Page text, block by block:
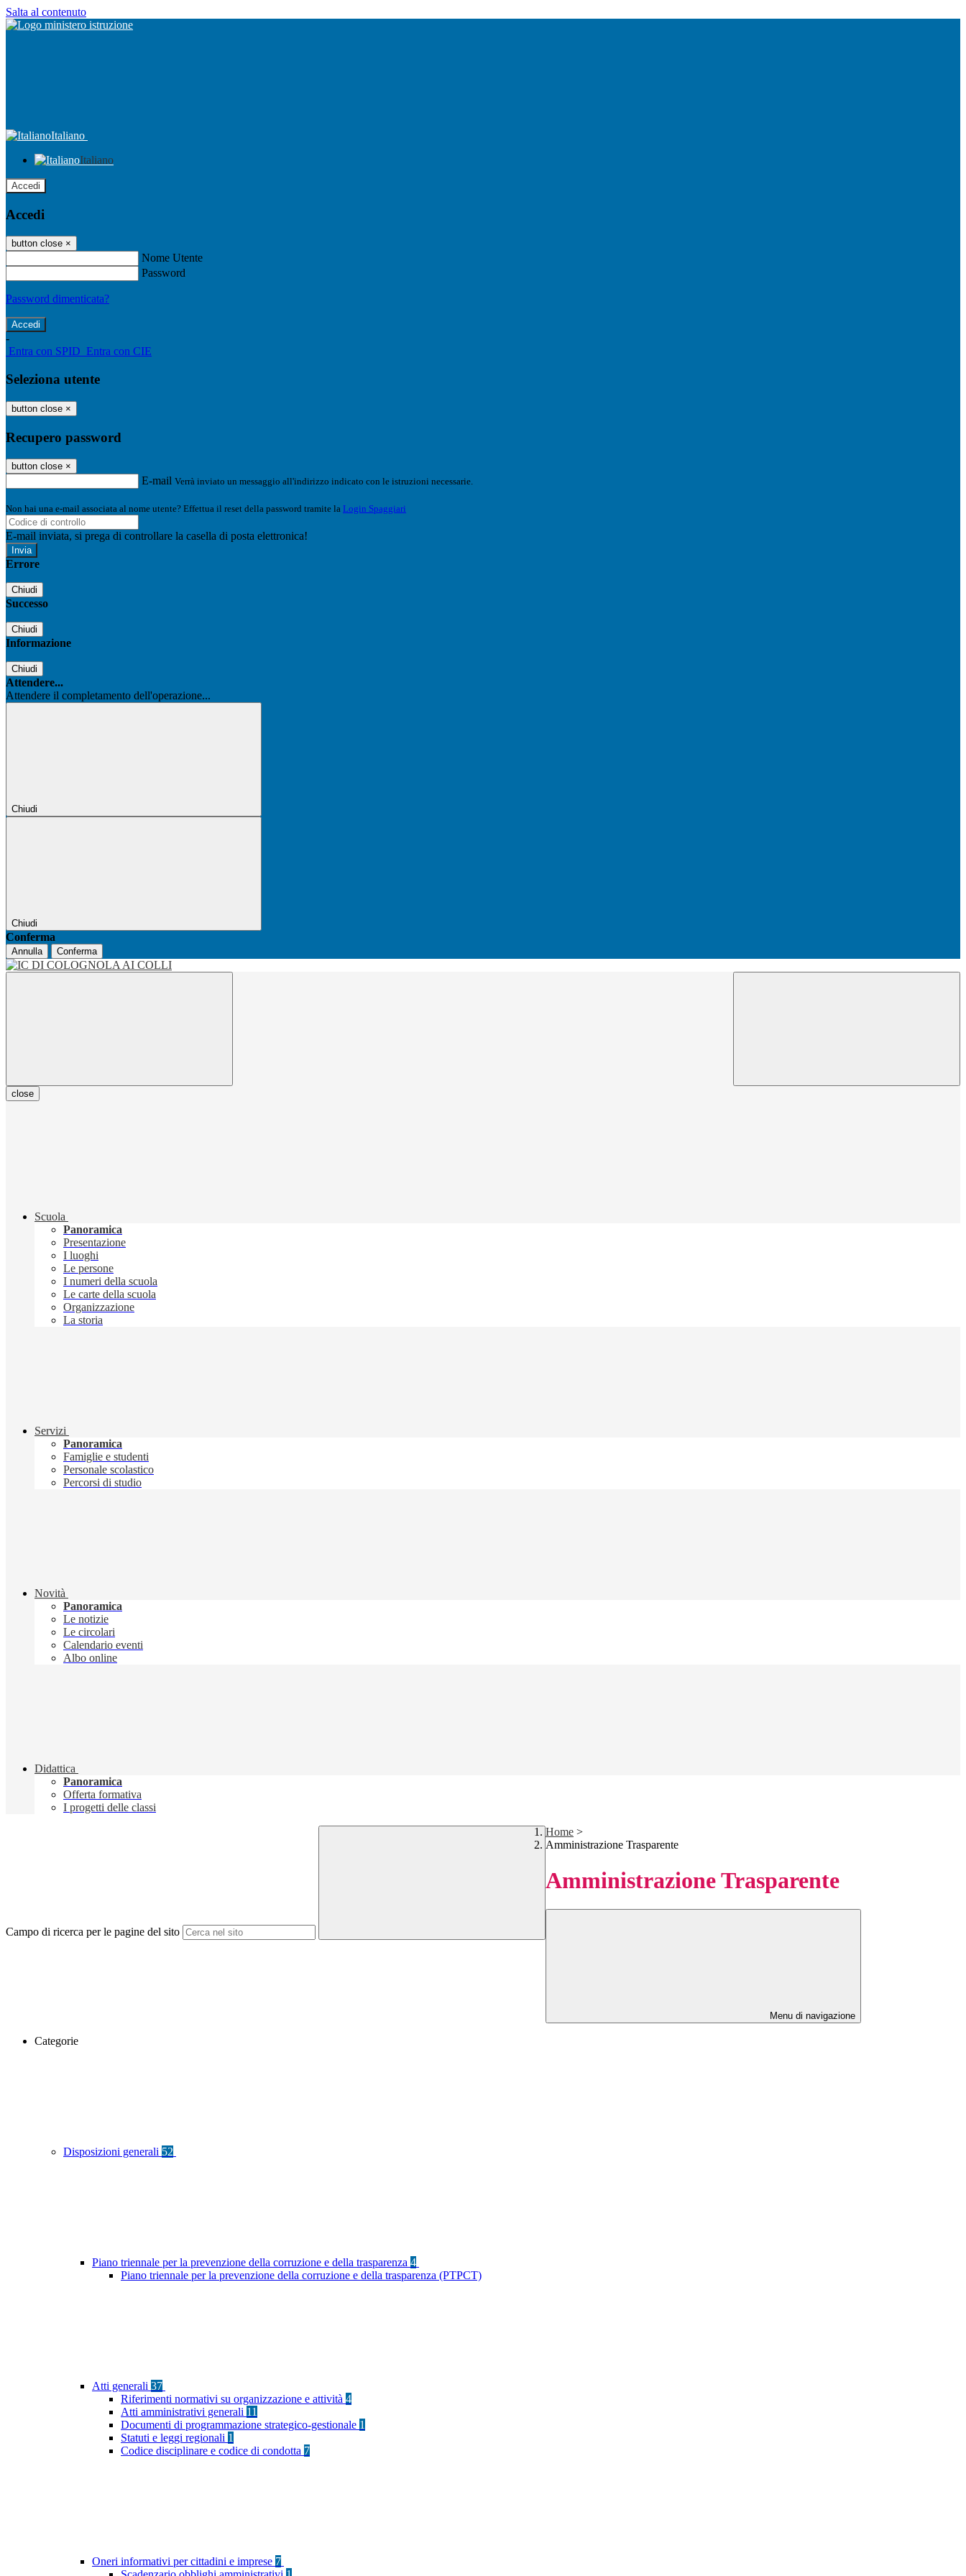
Salta al contenuto
Italiano
Italiano
Accedi
Accedi
button close ×
Nome Utente
Password
Password dimenticata?
-
Entra con SPID Entra con CIE
Seleziona utente
button close ×
Recupero password
button close ×
E-mail Verrà inviato un messaggio all'indirizzo indicato con le istruzioni necessarie.
Non hai una e-mail associata al nome utente? Effettua il reset della password tramite la Login Spaggiari
E-mail inviata, si prega di controllare la casella di posta elettronica!
Errore
Chiudi
Successo
Chiudi
Informazione
Chiudi
Attendere...
Attendere il completamento dell'operazione...
Chiudi
Chiudi
Conferma
Annulla Conferma
close
Scuola
Panoramica
Presentazione
I luoghi
Le persone
I numeri della scuola
Le carte della scuola
Organizzazione
La storia
Servizi
Panoramica
Famiglie e studenti
Personale scolastico
Percorsi di studio
Novità
Panoramica
Le notizie
Le circolari
Calendario eventi
Albo online
Didattica
Panoramica
Offerta formativa
I progetti delle classi
Campo di ricerca per le pagine del sito
Home >
Amministrazione Trasparente
Amministrazione Trasparente
Menu di navigazione
Categorie
Disposizioni generali 52
Piano triennale per la prevenzione della corruzione e della trasparenza 4
Piano triennale per la prevenzione della corruzione e della trasparenza (PTPCT)
Atti generali 37
Riferimenti normativi su organizzazione e attività 4
Atti amministrativi generali 11
Documenti di programmazione strategico-gestionale 1
Statuti e leggi regionali 1
Codice disciplinare e codice di condotta 7
Oneri informativi per cittadini e imprese 7